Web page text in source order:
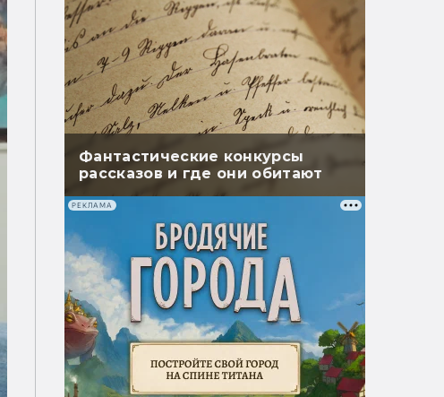
Фантастические конкурсы
рассказов и где они обитают
РЕКЛАМА